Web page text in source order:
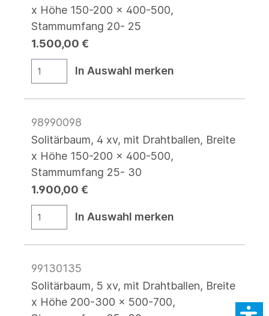
x Höhe 150-200 x 400-500,
Stammumfang 20- 25
1.500,00 €
In Auswahl merken
98990098
Solitärbaum, 4 xv, mit Drahtballen, Breite
x Höhe 150-200 x 400-500,
Stammumfang 25- 30
1.900,00 €
In Auswahl merken
99130135
Solitärbaum, 5 xv, mit Drahtballen, Breite
x Höhe 200-300 x 500-700,